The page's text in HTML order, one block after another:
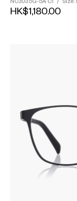
NC3035G-5A C1 / Size: L
HK$1,180.00